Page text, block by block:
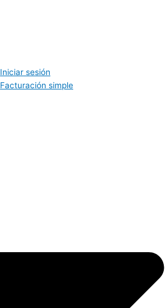
Iniciar sesión
Facturación simple